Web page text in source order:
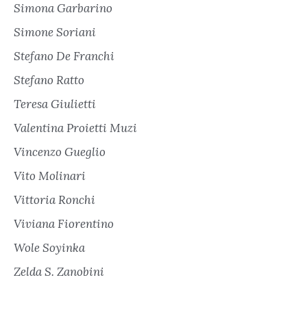
Simona Garbarino
Simone Soriani
Stefano De Franchi
Stefano Ratto
Teresa Giulietti
Valentina Proietti Muzi
Vincenzo Gueglio
Vito Molinari
Vittoria Ronchi
Viviana Fiorentino
Wole Soyinka
Zelda S. Zanobini